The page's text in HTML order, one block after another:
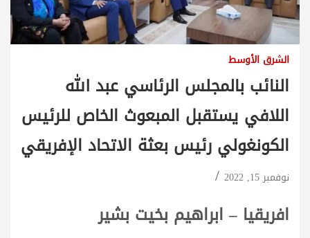
الشرق الأوسط
النائب بالمجلس الرئاسي عبد الله
اللافي يستقبل المبعوث الخاص للرئيس
الكونغولي رئيس بعثة الاتحاد الإفريقي
نوفمبر 15, 2022
افريقيا – ابراهيم بخيت بشير